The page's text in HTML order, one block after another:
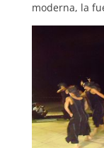
moderna, la